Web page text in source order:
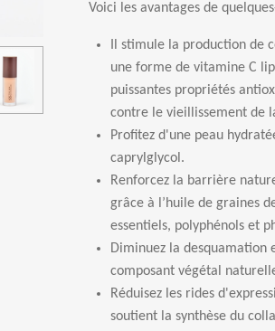
Voici les avantages de
Il stimule la production de
une forme de vitamine C
puissantes propriétés
contre le vieillissement de
Profitez d'une peau hydraté
caprylglycol.
Renforcez la barrière
grâce à ’huile de graines
essentiels, polyphénols et
Diminuez la desquamation
composant végétal
Réduisez les rides
soutient la synthèse du